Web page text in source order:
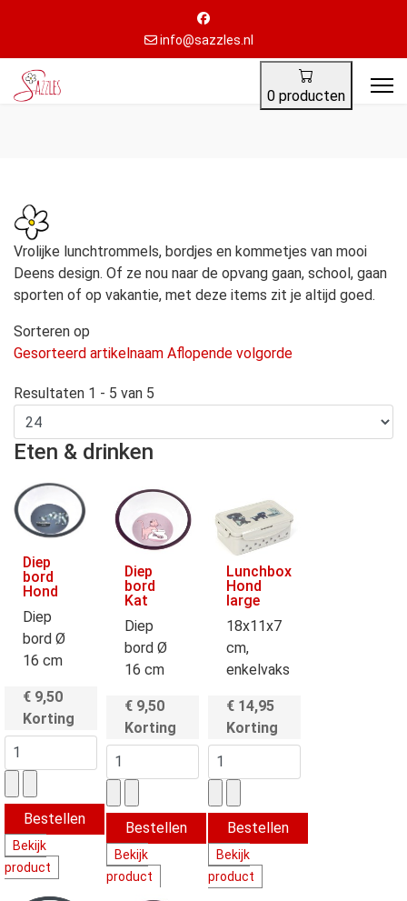
info@sazzles.nl
0 producten
Vrolijke lunchtrommels, bordjes en kommetjes van mooi
Deens design. Of ze nou naar de opvang gaan, school, gaan
sporten of op vakantie, met deze items zit je altijd goed.
Sorteren op
Gesorteerd artikelnaam Aflopende volgorde
Resultaten 1 - 5 van 5
Eten & drinken
Diep
bord
Hond
Diep
bord Ø
16 cm
€ 9,50
Korting
Bekijk
product
Diep
bord
Kat
Diep
bord Ø
16 cm
€ 9,50
Korting
Bekijk
product
Lunchbox
Hond
large
18x11x7
cm,
enkelvaks
€ 14,95
Korting
Bekijk
product